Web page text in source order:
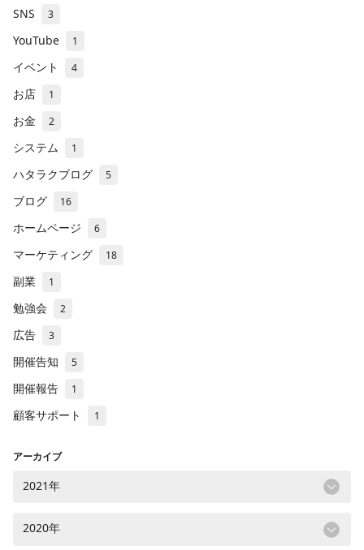
SNS 3
YouTube 1
イベント 4
お店 1
お金 2
システム 1
ハタラクブログ 5
ブログ 16
ホームページ 6
マーケティング 18
副業 1
勉強会 2
広告 3
開催告知 5
開催報告 1
顧客サポート 1
アーカイブ
2021年
2020年